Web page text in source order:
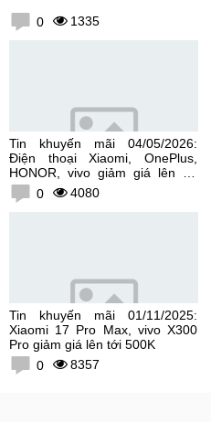
0 1335
Tin khuyến mãi 04/05/2026:
Điện thoại Xiaomi, OnePlus,
HONOR, vivo giảm giá lên tới
300K0 4080
Tin khuyến mãi 01/11/2025:
Xiaomi 17 Pro Max, vivo X300
Pro giảm giá lên tới 500K
0
8357